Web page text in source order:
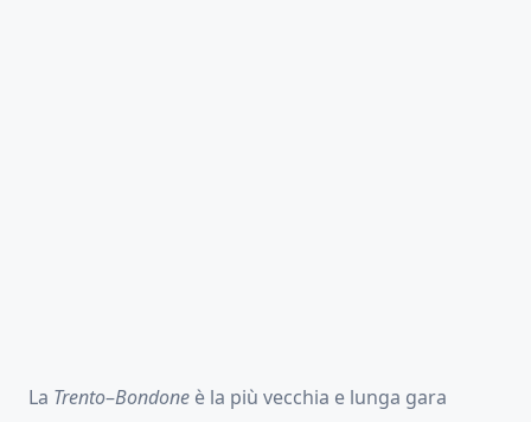
La Trento–Bondone è la più vecchia e lunga gara